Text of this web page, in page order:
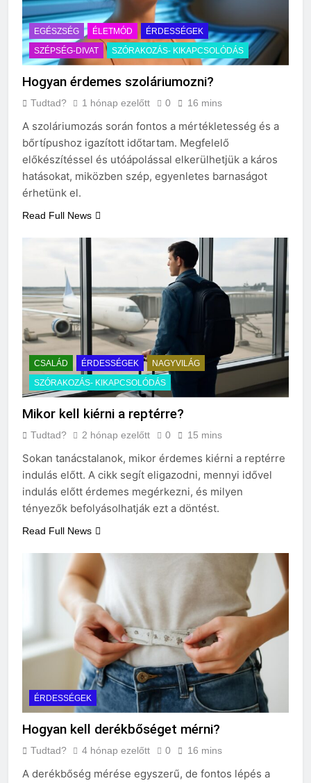
2 Nap Ezelőtt
Mit jelent a magas
vérnyomás?
2 Nap Ezelőtt
választani?
3 Nap Ezelőtt
3 Nap Ezelőtt
EGÉSZSÉG ÉLETMÓD
ÉRDESSÉGEK
SZÉPSÉG-DIVAT
SZÓRAKOZÁS- KIKAPCSOLÓDÁS
Hogyan érdemes szoláriumozni?
Tudtad? 1 hónap ezelőtt 0 16 mins
A szoláriumozás során fontos a mértékletesség és a
bőrtípushoz igazított időtartam. Megfelelő
előkészítéssel és utóápolással elkerülhetjük a káros
hatásokat, miközben szép, egyenletes barnaságot
érhetünk el.
Read Full News
CSALÁD ÉRDESSÉGEK
NAGYVILÁG
SZÓRAKOZÁS- KIKAPCSOLÓDÁS
Mikor kell kiérni a reptérre?
Tudtad? 2 hónap ezelőtt 0 15 mins
Sokan tanácstalanok, mikor érdemes kiérni a reptérre
indulás előtt. A cikk segít eligazodni, mennyi idővel
indulás előtt érdemes megérkezni, és milyen
tényezők befolyásolhatják ezt a döntést.
Read Full News
ÉRDESSÉGEK
Hogyan kell derékbőséget mérni?
Tudtad? 4 hónap ezelőtt 0 16 mins
A derékbőség mérése egyszerű, de fontos lépés a